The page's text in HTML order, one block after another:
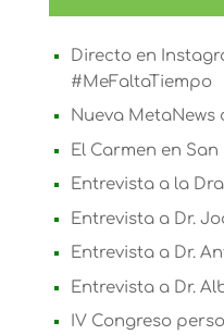
Directo en
#MeFaltaTiempo
Nueva MetaNews
El Carmen en
Entrevista a la
Entrevista a Dr.
Entrevista a Dr.
Entrevista a Dr.
IV Congreso